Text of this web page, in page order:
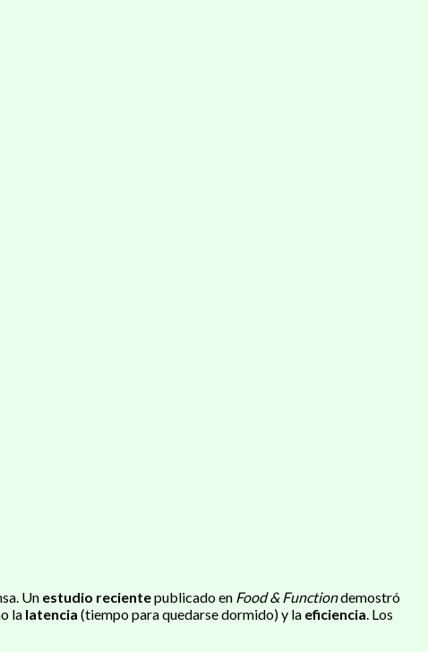
Un estudio recientepublicado en Food & Functiondemostró
la latencia (tiempo para quedarse dormido) y la eficiencia. Los